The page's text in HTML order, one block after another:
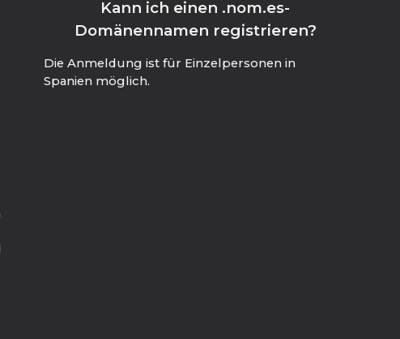
Kann ich einen .nom.es-
Domänennamen registrieren?
Die Anmeldung ist für Einzelpersonen in
Spanien möglich.